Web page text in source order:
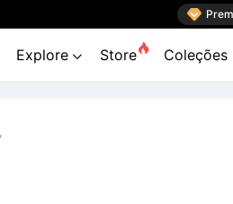

Explore  Store Coleções